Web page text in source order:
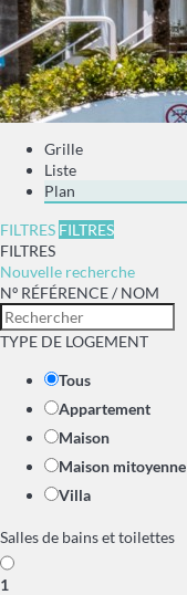
Grille
Liste
Plan
FILTRES FILTRES
FILTRES
Nouvelle recherche
Nº RÉFÉRENCE / NOM
TYPE DE LOGEMENT
Tous
Appartement
Maison
Maison mitoyenne
Villa
Salles de bains et toilettes
1